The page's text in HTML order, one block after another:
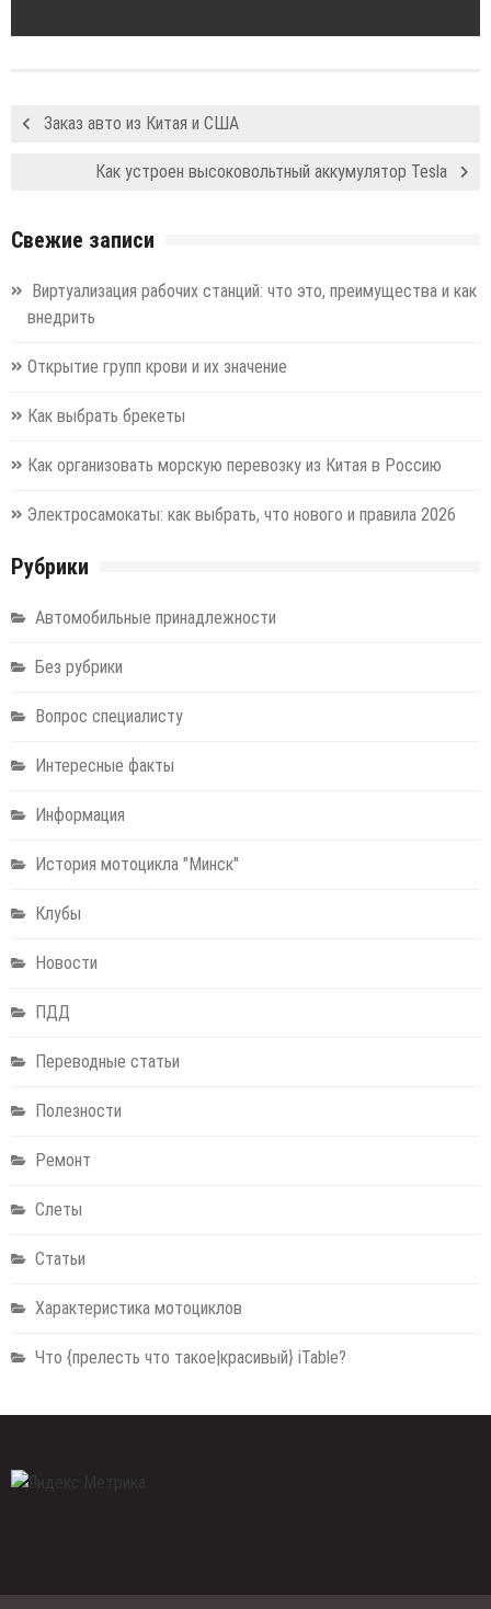
Заказ авто из Китая и США
Как устроен высоковольтный аккумулятор Tesla
Свежие записи
Виртуализация рабочих станций: что это, преимущества и как
внедрить
Открытие групп крови и их значение
Как выбрать брекеты
Как организовать морскую перевозку из Китая в Россию
Электросамокаты: как выбрать, что нового и правила 2026
Рубрики
Автомобильные принадлежности
Без рубрики
Вопрос специалисту
Интересные факты
Информация
История мотоцикла "Минск"
Клубы
Новости
ПДД
Переводные статьи
Полезности
Ремонт
Слеты
Статьи
Характеристика мотоциклов
Что {прелесть что такое|красивый} iTable?